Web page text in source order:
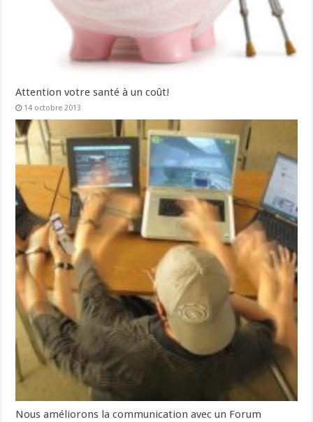
Attention votre santé à un coût!
14 octobre 2013
Nous améliorons la communication avec un Forum